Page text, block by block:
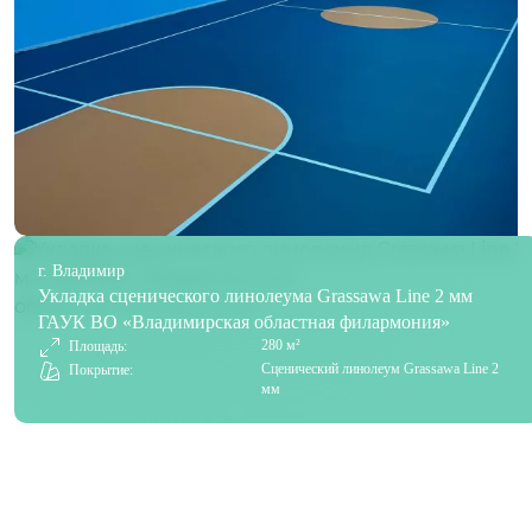
г. Владимир
Укладка сценического линолеума Grassawa Line 2 мм
ГАУК ВО «Владимирская областная филармония»
Площадь:
280 м²
Покрытие:
Сценический линолеум Grassawa Line 2
мм